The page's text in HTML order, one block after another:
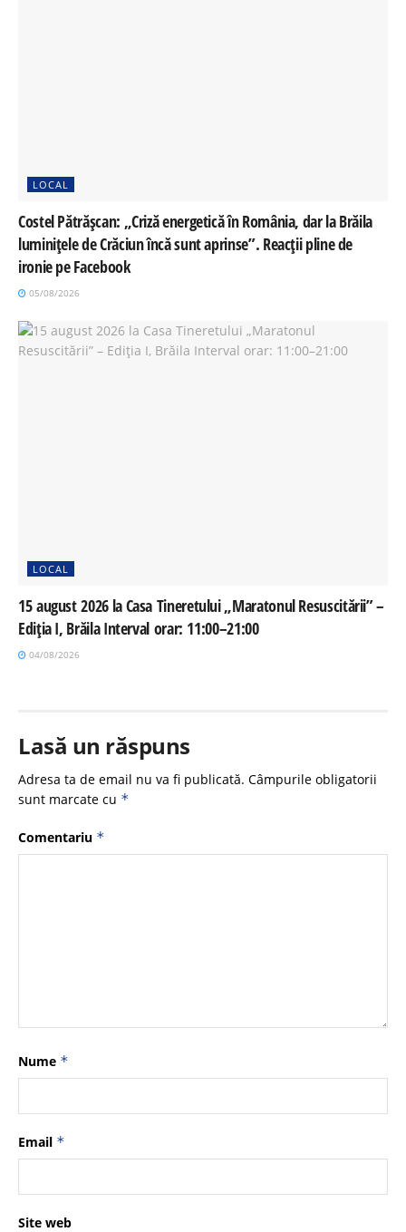
LOCAL
Costel Pătrășcan: „Criză energetică în România, dar la Brăila
luminițele de Crăciun încă sunt aprinse”. Reacții pline de
ironie pe Facebook
05/08/2026
LOCAL
15 august 2026 la Casa Tineretului „Maratonul Resuscitării” –
Ediția I, Brăila Interval orar: 11:00–21:00
04/08/2026
Lasă un răspuns
Adresa ta de email nu va fi publicată. Câmpurile obligatorii
sunt marcate cu *
Comentariu *
Nume *
Email *
Site web